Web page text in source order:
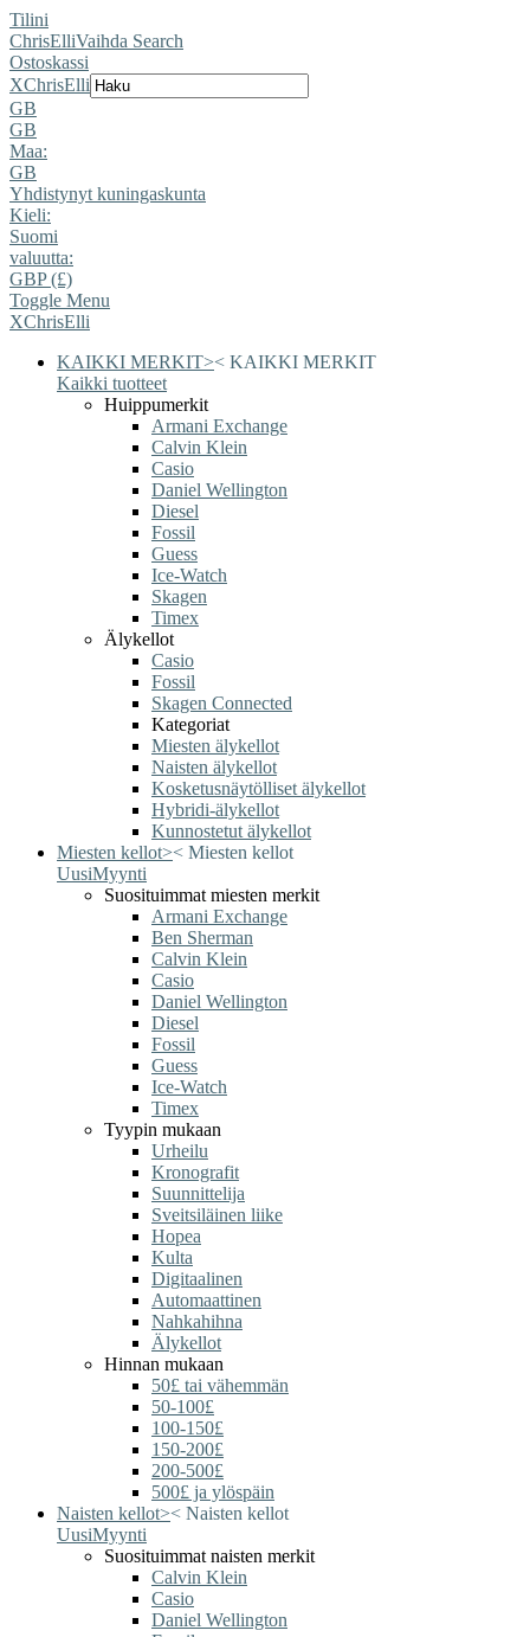
Tilini
ChrisElliVaihda Search
Ostoskassi
XChrisElli
GB
GB
Maa:
GB
Yhdistynyt kuningaskunta
Kieli:
Suomi
valuutta:
GBP (£)
Toggle Menu
XChrisElli
KAIKKI MERKIT>< KAIKKI MERKIT
Kaikki tuotteet
Huippumerkit
Armani Exchange
Calvin Klein
Casio
Daniel Wellington
Diesel
Fossil
Guess
Ice-Watch
Skagen
Timex
Älykellot
Casio
Fossil
Skagen Connected
Kategoriat
Miesten älykellot
Naisten älykellot
Kosketusnäytölliset älykellot
Hybridi-älykellot
Kunnostetut älykellot
Miesten kellot>< Miesten kellot
UusiMyynti
Suosituimmat miesten merkit
Armani Exchange
Ben Sherman
Calvin Klein
Casio
Daniel Wellington
Diesel
Fossil
Guess
Ice-Watch
Timex
Tyypin mukaan
Urheilu
Kronografit
Suunnittelija
Sveitsiläinen liike
Hopea
Kulta
Digitaalinen
Automaattinen
Nahkahihna
Älykellot
Hinnan mukaan
50£ tai vähemmän
50-100£
100-150£
150-200£
200-500£
500£ ja ylöspäin
Naisten kellot>< Naisten kellot
UusiMyynti
Suosituimmat naisten merkit
Calvin Klein
Casio
Daniel Wellington